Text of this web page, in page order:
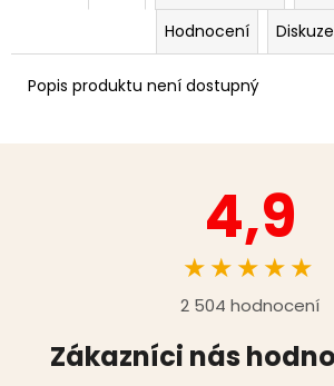
Hodnocení
Diskuze
Popis produktu není dostupný
4,9
★★★★★
2 504 hodnocení
Zákazníci nás